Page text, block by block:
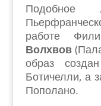
Подобное
работе
Волхвов
образ
Ботичелли, а
Пополано.